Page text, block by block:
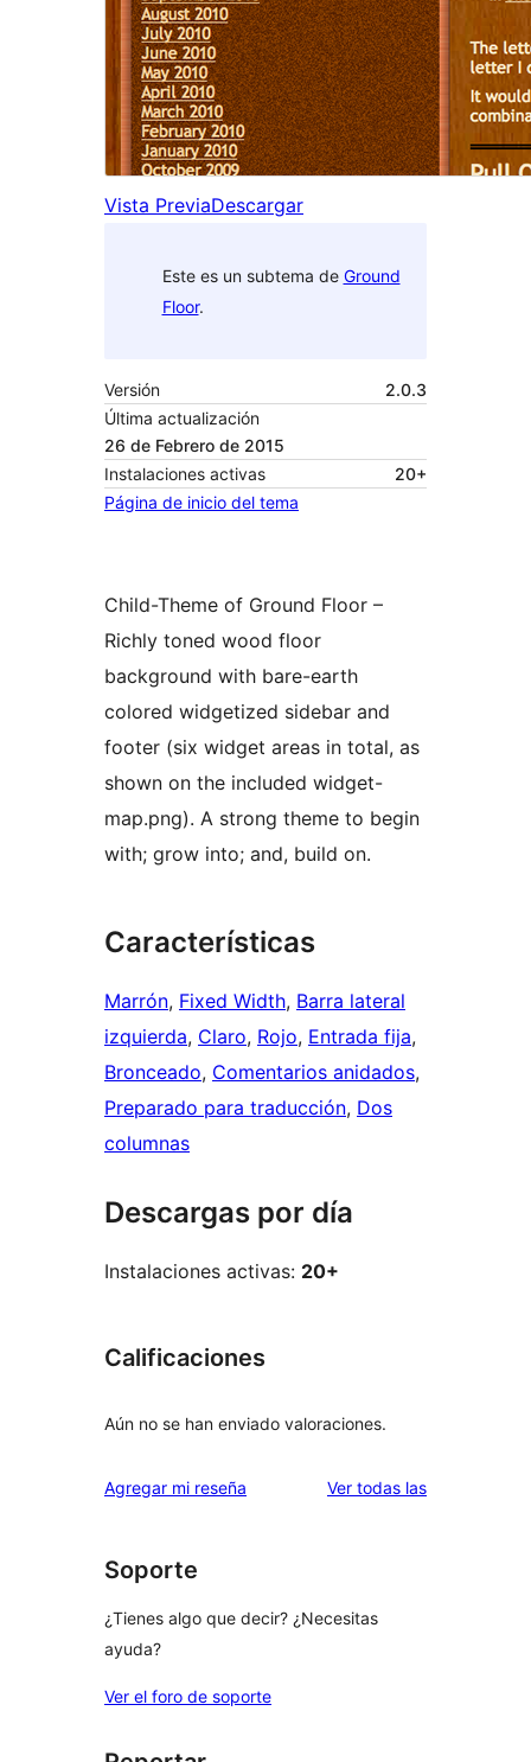
Vista PreviaDescargar
Este es un subtema de Ground
Floor.
Versión
2.0.3
Última actualización
26 de Febrero de 2015
Instalaciones activas
20+
Página de inicio del tema
Child-Theme of Ground Floor –
Richly toned wood floor
background with bare-earth
colored widgetized sidebar and
footer (six widget areas in total, as
shown on the included widget-
map.png). A strong theme to begin
with; grow into; and, build on.
Características
Marrón, Fixed Width, Barra lateral
izquierda, Claro, Rojo, Entrada fija
Bronceado, Comentarios anidados
Preparado para traducción, Dos
columnas
Descargas por día
Instalaciones activas: 20+
Calificaciones
Aún no se han enviado valoraciones.
Agregar mi reseña Ver todas lasreseñas
Soporte
¿Tienes algo que decir? ¿Necesitas
ayuda?
Ver el foro de soporte